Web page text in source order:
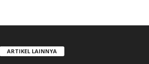
ARTIKEL LAINNYA